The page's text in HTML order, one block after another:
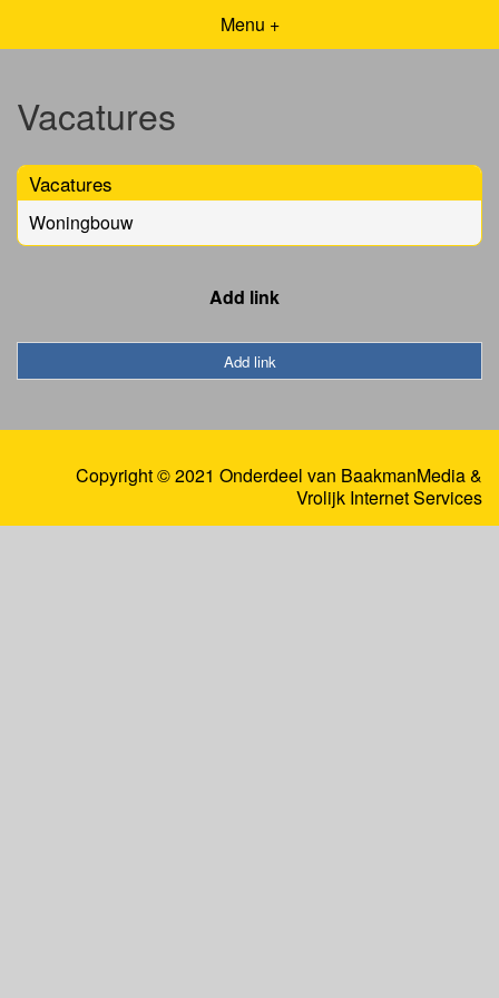
Menu +
Vacatures
Vacatures
Woningbouw
Add link
Add link
Copyright © 2021 Onderdeel van BaakmanMedia&
Vrolijk Internet Services